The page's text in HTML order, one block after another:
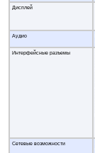
Дисплей
Аудио
Интерфейсные разъемы
Сетевые возможности